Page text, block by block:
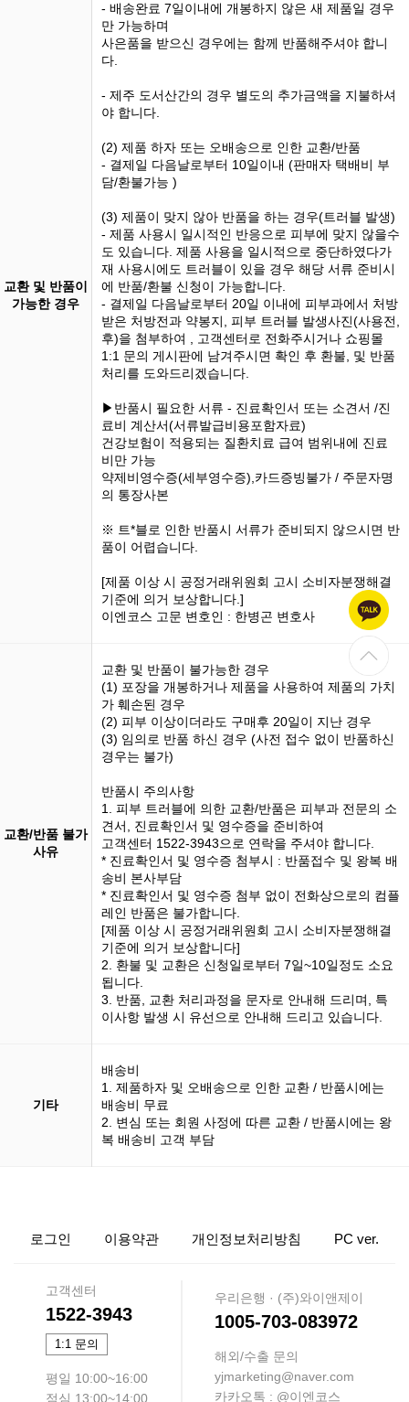
교환 및 반품이
가능한 경우
- 배송완료 7일이내에 개봉하지 않은 새 제품일 경우
만 가능하며
사은품을 받으신 경우에는 함께 반품해주셔야 합니
다.
- 제주 도서산간의 경우 별도의 추가금액을 지불하셔
야 합니다.
(2) 제품 하자 또는 오배송으로 인한 교환/반품
- 결제일 다음날로부터 10일이내 (판매자 택배비 부
담/환불가능 )
(3) 제품이 맞지 않아 반품을 하는 경우(트러블 발생)
- 제품 사용시 일시적인 반응으로 피부에 맞지 않을수
도 있습니다. 제품 사용을 일시적으로 중단하였다가
재 사용시에도 트러블이 있을 경우 해당 서류 준비시
에 반품/환불 신청이 가능합니다.
- 결제일 다음날로부터 20일 이내에 피부과에서 처방
받은 처방전과 약봉지, 피부 트러블 발생사진(사용전,
후)을 첨부하여 , 고객센터로 전화주시거나 쇼핑몰
1:1 문의 게시판에 남겨주시면 확인 후 환불, 및 반품
처리를 도와드리겠습니다.
▶반품시 필요한 서류 - 진료확인서 또는 소견서 /진
료비 계산서(서류발급비용포함자료)
건강보험이 적용되는 질환치료 급여 범위내에 진료
비만 가능
약제비영수증(세부영수증),카드증빙불가 / 주문자명
의 통장사본
※ 트*블로 인한 반품시 서류가 준비되지 않으시면 반
품이 어렵습니다.
[제품 이상 시 공정거래위원회 고시 소비자분쟁해결
기준에 의거 보상합니다.]
이엔코스 고문 변호인 : 한병곤 변호사
교환/반품 불가
사유
교환 및 반품이 불가능한 경우
(1) 포장을 개봉하거나 제품을 사용하여 제품의 가치
가 훼손된 경우
(2) 피부 이상이더라도 구매후 20일이 지난 경우
(3) 임의로 반품 하신 경우 (사전 접수 없이 반품하신
경우는 불가)
반품시 주의사항
1. 피부 트러블에 의한 교환/반품은 피부과 전문의 소
견서, 진료확인서 및 영수증을 준비하여
고객센터 1522-3943으로 연락을 주셔야 합니다.
* 진료확인서 및 영수증 첨부시 : 반품접수 및 왕복 배
송비 본사부담
* 진료확인서 및 영수증 첨부 없이 전화상으로의 컴플
레인 반품은 불가합니다.
[제품 이상 시 공정거래위원회 고시 소비자분쟁해결
기준에 의거 보상합니다]
2. 환불 및 교환은 신청일로부터 7일~10일정도 소요
됩니다.
3. 반품, 교환 처리과정을 문자로 안내해 드리며, 특
이사항 발생 시 유선으로 안내해 드리고 있습니다.
기타
배송비
1. 제품하자 및 오배송으로 인한 교환 / 반품시에는
배송비 무료
2. 변심 또는 회원 사정에 따른 교환 / 반품시에는 왕
복 배송비 고객 부담
로그인 이용약관 개인정보처리방침 PC ver.
고객센터
1522-3943
1:1 문의
평일 10:00~16:00
점심 13:00~14:00
우리은행 · (주)와이앤제이
1005-703-083972
해외/수출 문의
yjmarketing@naver.com
카카오톡 : @이엔코스